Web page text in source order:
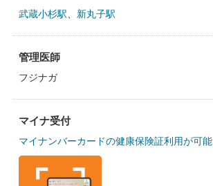
武蔵小杉駅 新丸子駅
管理医師
フジナガ
マイナ受付
マイナンバーカードの健康保険証利用が可能